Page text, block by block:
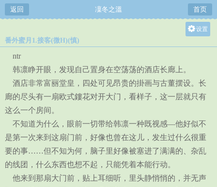
返回 凜冬之溫 首页
设置
小
番外蜜月1.接客(微H)(慎)
ntr
韩凛睁开眼，发现自己置身在空荡荡的酒店长廊上。
酒店非常富丽堂皇，四处可见昂贵的掛画与古董摆设。长
廊的尽头有一扇欧式鏤花对开大门，看样子，这一层就只有
这么一个房间。
不知道为什么，眼前一切带给韩凛一种既视感—他好似不
是第一次来到这扇门前，好像也曾在这儿，发生过什么很重
要的事……但不知为何，脑子里好像被塞进了满满的、杂乱
的线团，什么东西也想不起，只能凭着本能行动。
他来到那扇大门前，贴上耳细听，里头静悄悄的，并无声